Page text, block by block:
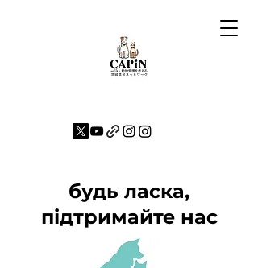
будь ласка,
підтримайте нас